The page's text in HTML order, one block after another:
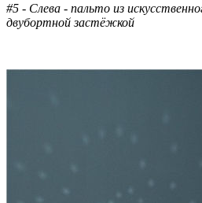
#5 - Слева - пальто из
двубортной застёжкой